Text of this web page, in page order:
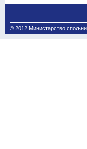
© 2012 Министарство